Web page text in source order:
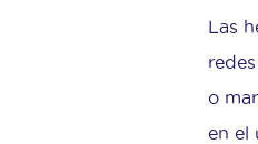
Las
o
en el